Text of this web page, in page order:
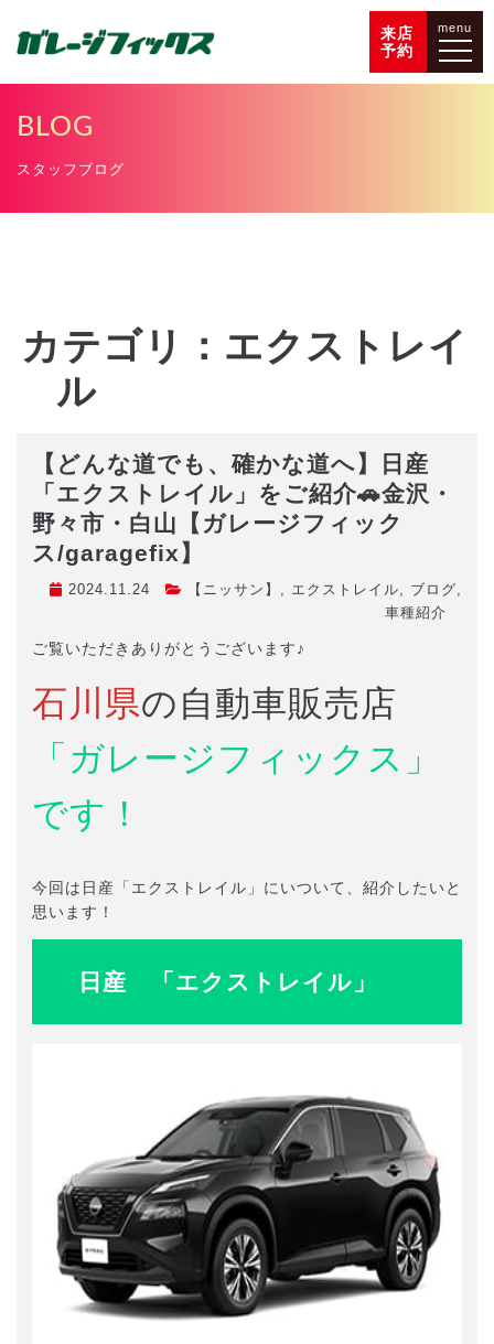
来店
予約
menu
BLOG
スタッフブログ
カテゴリ：エクストレイ
ル
【どんな道でも、確かな道へ】日産
「エクストレイル」をご紹介🚗金沢・
野々市・白山【ガレージフィック
ス/garagefix】
2024.11.24 【ニッサン】 , エクストレイル, ブログ,
車種紹介
ご覧いただきありがとうございます♪
石川県の自動車販売店
「ガレージフィックス」
です！
今回は日産「エクストレイル」にいついて、紹介したいと
思います！
日産 「エクストレイル」